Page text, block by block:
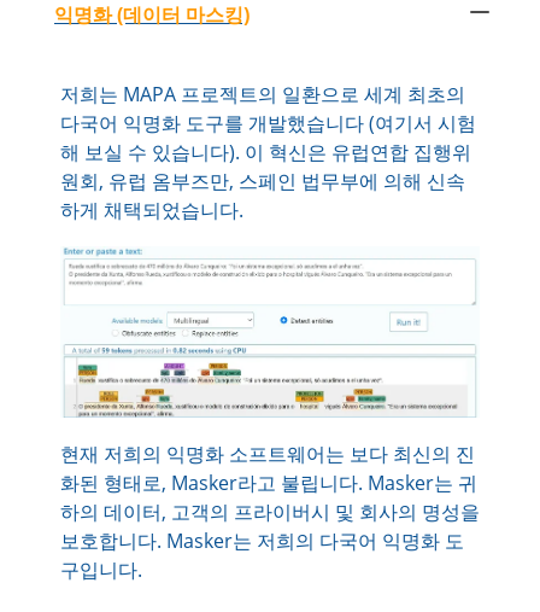
익명화 (데이터 마스킹)
저희는 MAPA 프로젝트의 일환으로 세계 최초의
다국어 익명화 도구를 개발했습니다 (여기서 시험
해 보실 수 있습니다). 이 혁신은 유럽연합 집행위
원회, 유럽 옴부즈만, 스페인 법무부에 의해 신속
하게 채택되었습니다.
현재 저희의 익명화 소프트웨어는 보다 최신의 진
화된 형태로, Masker라고 불립니다. Masker는 귀
하의 데이터, 고객의 프라이버시 및 회사의 명성을
보호합니다. Masker는 저희의 다국어 익명화 도
구입니다.